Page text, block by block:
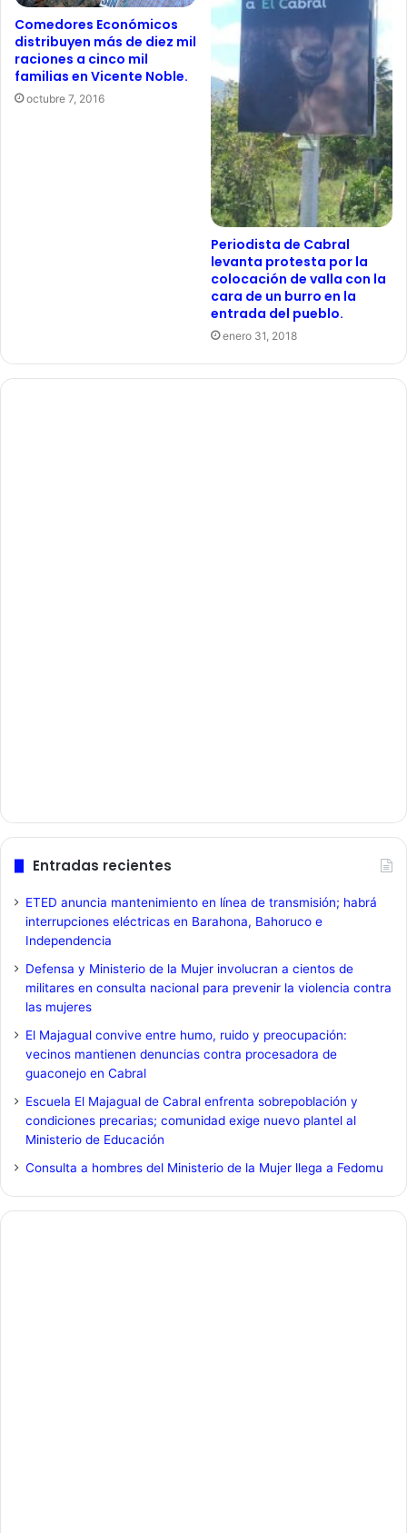
Comedores Económicos
distribuyen más de diez mil
raciones a cinco mil
familias en Vicente Noble.
octubre 7, 2016
Periodista de Cabral
levanta protesta por la
colocación de valla con la
cara de un burro en la
entrada del pueblo.
enero 31, 2018
Entradas recientes
ETED anuncia mantenimiento en línea de transmisión; habrá
interrupciones eléctricas en Barahona, Bahoruco e
Independencia
Defensa y Ministerio de la Mujer involucran a cientos de
militares en consulta nacional para prevenir la violencia contra
las mujeres
El Majagual convive entre humo, ruido y preocupación:
vecinos mantienen denuncias contra procesadora de
guaconejo en Cabral
Escuela El Majagual de Cabral enfrenta sobrepoblación y
condiciones precarias; comunidad exige nuevo plantel al
Ministerio de Educación
Consulta a hombres del Ministerio de la Mujer llega a Fedomu